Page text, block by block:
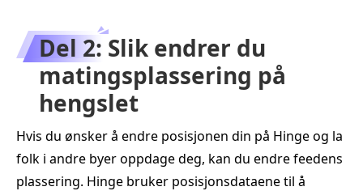
Del 2: Slik endrer du
matingsplassering på
hengslet
Hvis du ønsker å endre posisjonen din på Hinge og la
folk i andre byer oppdage deg, kan du endre feedens
plassering. Hinge bruker posisjonsdataene til å